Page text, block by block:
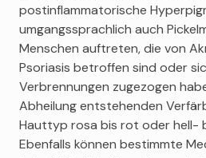
postinflammatorische
umgangssprachlich auch
Menschen auftreten, die von
Psoriasis betroffen sind oder
Verbrennungen zugezogen
Abheilung entstehenden
Hauttyp rosa bis rot oder hell-
Ebenfalls können bestimmte